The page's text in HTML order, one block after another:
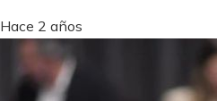
Hace 2 años